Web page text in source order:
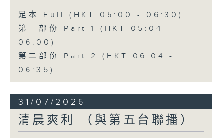
足本 Full (HKT 05:00 - 06:30)
第一部份 Part 1 (HKT 05:04 -
06:00)
第二部份 Part 2 (HKT 06:04 -
06:35)
31/07/2026
清晨爽利 （與第五台聯播）